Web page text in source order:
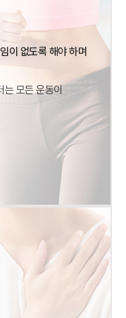
이 없도록 해야 하며
모든 운동이